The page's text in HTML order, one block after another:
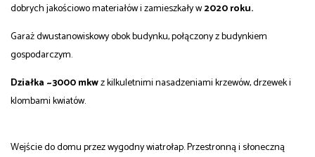
dobrych jakościowo materiałów i zamieszkały w2020 roku.
Garaż dwustanowiskowy obok budynku, połączony z budynkiem
gospodarczym.
Działka ~3000 mkwz kilkuletnimi nasadzeniami krzewów, drzewek i
klombami kwiatów.
Wejście do domu przez wygodny wiatrołap. Przestronną i słoneczną